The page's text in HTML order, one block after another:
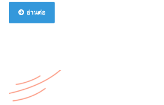
อ่านต่อ